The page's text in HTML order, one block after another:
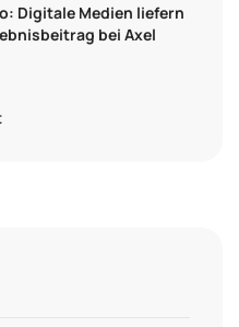
Digitale Medien liefern
bei Axel